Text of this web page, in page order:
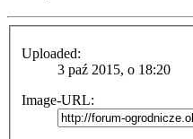
Uploaded:
3 paź 2015, o 18:20
Image-URL: